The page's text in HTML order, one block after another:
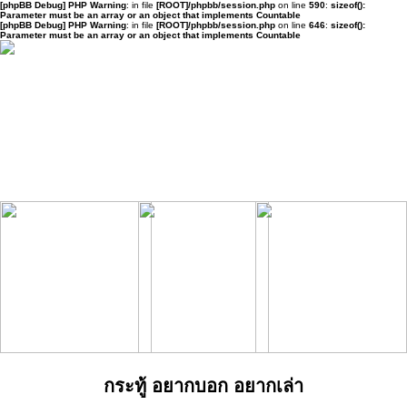
[phpBB Debug] PHP Warning: in file [ROOT]/phpbb/session.php on line 590: sizeof():
Parameter must be an array or an object that implements Countable
[phpBB Debug] PHP Warning: in file [ROOT]/phpbb/session.php on line 646: sizeof():
Parameter must be an array or an object that implements Countable
กระทู้ อยากบอก อยากเล่า